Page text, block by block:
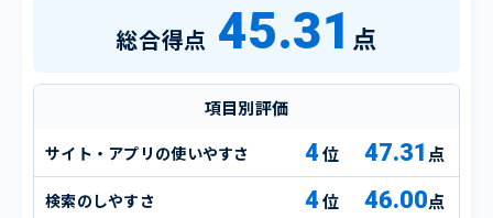
総合得点 45.31 点
項目別評価
サイト・アプリの使いやすさ 4 47.31 点
検索のしやすさ 4 46.00点